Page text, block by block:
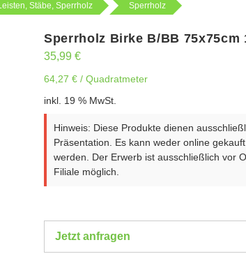
Stäbe, Sperrholz
Sperrholz
Sperrholz Birke B/BB 75x75cm
35,99 €
64,27 € / Quadratmeter
inkl. 19 % MwSt.
Hinweis: Diese Produkte dienen
Präsentation. Es kann weder online
werden. Der Erwerb ist ausschließlich vor
Filiale möglich.
Jetzt anfragen